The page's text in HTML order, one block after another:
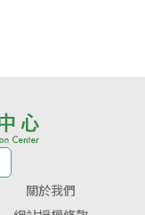
關於我們